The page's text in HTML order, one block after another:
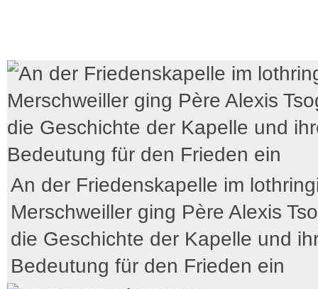
An der Friedenskapelle im
Merschweiller ging Père Alexis
die Geschichte der Kapelle und
Bedeutung für den Frieden ein